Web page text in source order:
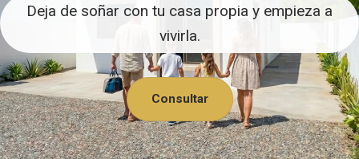
Deja de soñar con tu casa propia y empieza a
vivirla.
Consultar